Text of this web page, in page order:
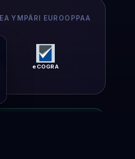
YMPÄRI EUROOPPAA
eCOGRA